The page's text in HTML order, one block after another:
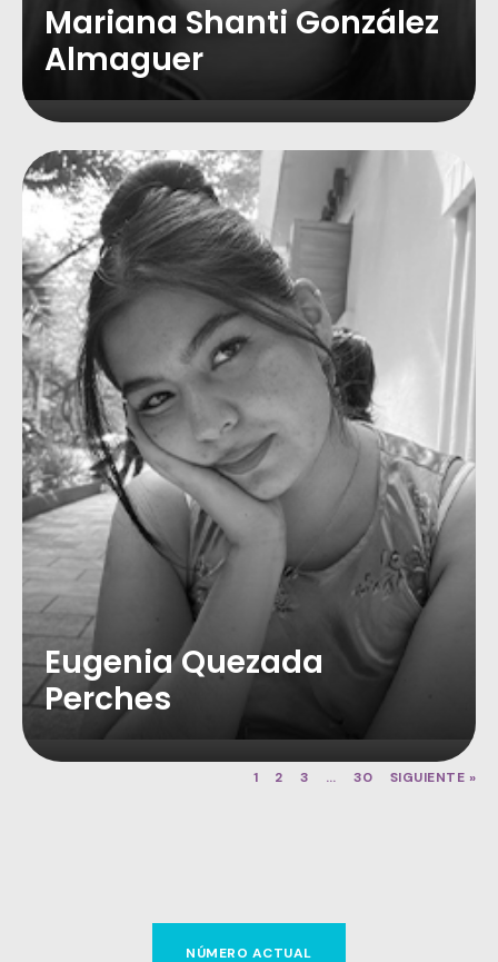
Mariana Shanti González
Almaguer
Eugenia Quezada
Perches
1 2 3 … 30 SIGUIENTE »
NÚMERO ACTUAL